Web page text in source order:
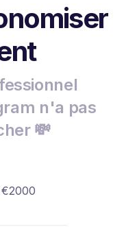
n'a pas
💸
€2000